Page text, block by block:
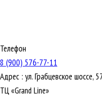
Телефон
8 (900) 576-77-11
Адрес : ул. Грабцевское шоссе,
ТЦ «Grand Line»